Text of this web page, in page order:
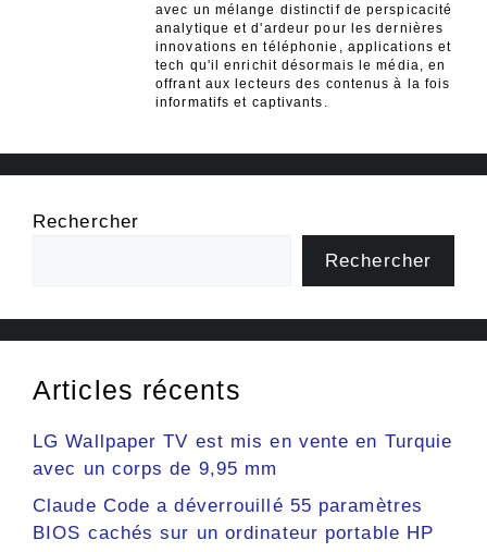
avec un mélange distinctif de perspicacité
analytique et d'ardeur pour les dernières
innovations en téléphonie, applications et
tech qu'il enrichit désormais le média, en
offrant aux lecteurs des contenus à la fois
informatifs et captivants.
Rechercher
Rechercher
Articles récents
LG Wallpaper TV est mis en vente en Turquie
avec un corps de 9,95 mm
Claude Code a déverrouillé 55 paramètres
BIOS cachés sur un ordinateur portable HP